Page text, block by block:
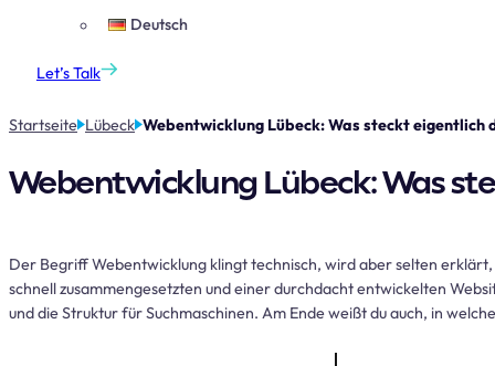
Deutsch
Let’s Talk
Startseite Lübeck Webentwicklung Lübeck: Was steckt eigentlich
Webentwicklung Lübeck: Was
Der Begriff Webentwicklung klingt technisch, wird aber selten
schnell zusammengesetzten und einer durchdacht entwickelten
und die Struktur für Suchmaschinen. Am Ende weißt du auch, in